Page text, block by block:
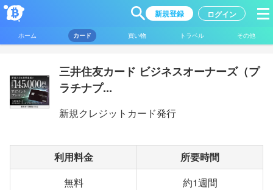
新規登録 ログイン
ホーム カード 買い物 トラベル その他
三井住友カード ビジネスオーナーズ（プ
ラチナプ...
新規クレジットカード発行
利用料金
所要時間
無料
約1週間